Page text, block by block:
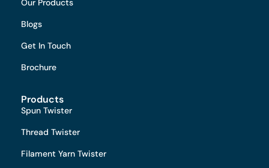
Our Products
Blogs
Get In Touch
Brochure
Products
Spun Twister
Thread Twister
Filament Yarn Twister